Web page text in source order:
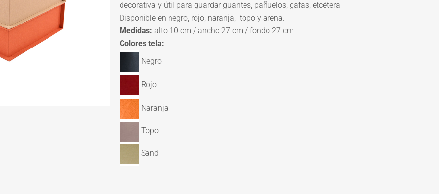
decorativa y útil para guardar guantes, pañuelos, gafas, etcétera.
Disponible en negro, rojo, naranja, topo y arena.
Medidas: alto 10 cm / ancho 27 cm / fondo 27 cm
Colores tela:
Negro
Rojo
Naranja
Topo
Sand